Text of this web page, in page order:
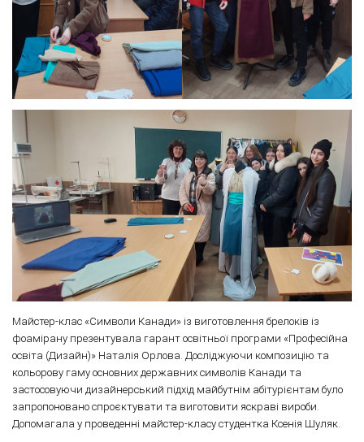
Майстер-клас «Символи Канади» із виготовлення брелоків із
фоамірану презентувала гарант освітньої програми «Професійна
освіта (Дизайн)» Наталія Орлова. Досліджуючи композицію та
кольорову гаму основних державних символів Канади та
застосовуючи дизайнерський підхід майбутнім абітурієнтам було
запропоновано спроєктувати та виготовити яскраві вироби.
Допомагала у проведенні майстер-класу студентка Ксенія Шуляк.